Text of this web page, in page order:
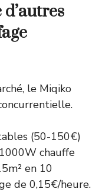
le Miqiko
(50-150€)
chauffe
en 10
de 0,15€/heure.